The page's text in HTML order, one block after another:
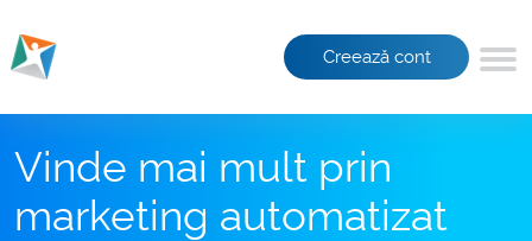
Creează cont
Vinde mai mult prin
marketing automatizat